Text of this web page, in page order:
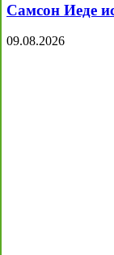
Самсон Иеде
09.08.2026